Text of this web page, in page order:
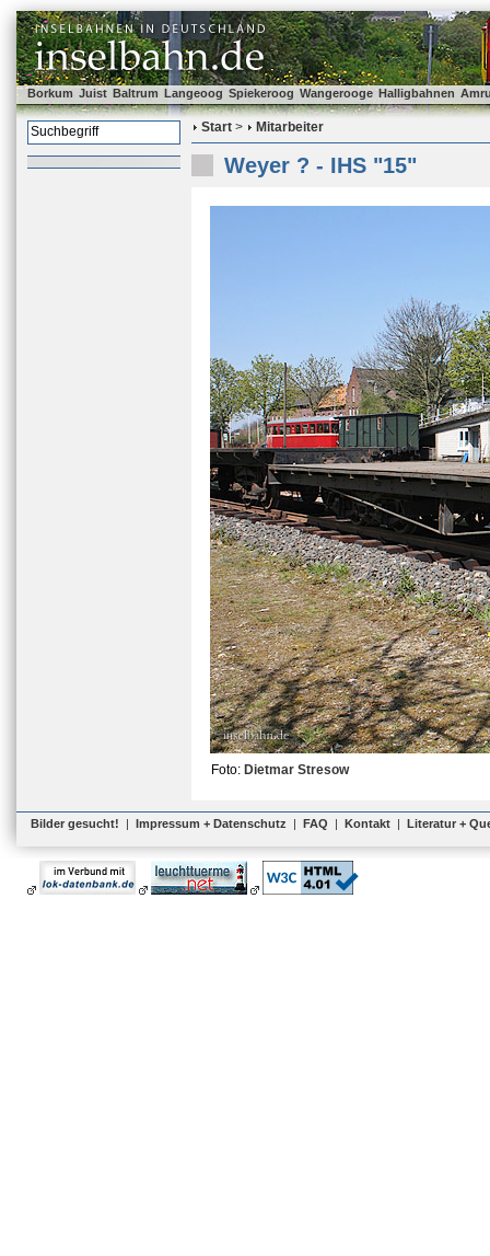
Borkum Juist Baltrum Langeoog Spiekeroog Wangerooge Halligbahnen
Start > Mitarbeiter
Weyer ? - IHS "15"
Foto: Dietmar Stresow
Bilder gesucht! | Impressum + Datenschutz | FAQ | Kontakt | Literatur +